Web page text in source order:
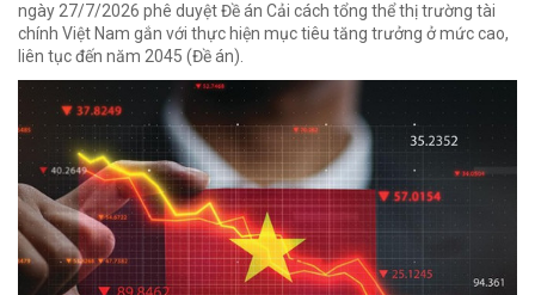
ngày 27/7/2026 phê duyệt Đề án Cải cách tổng thể thị trường tài
chính Việt Nam gắn với thực hiện mục tiêu tăng trưởng ở mức cao,
liên tục đến năm 2045 (Đề án).